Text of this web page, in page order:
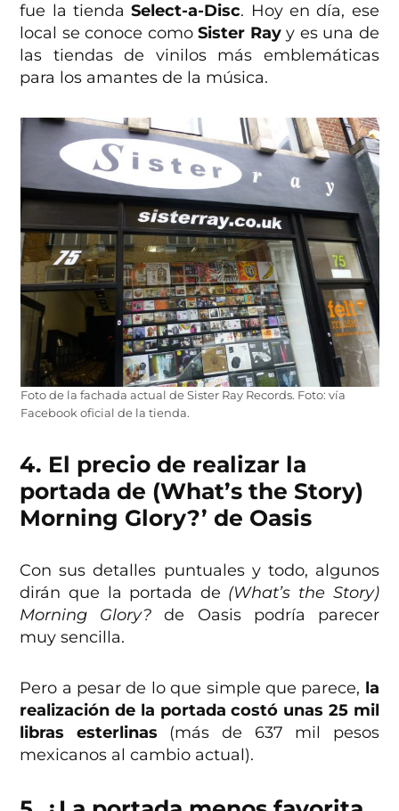
fue la tiendaSelect-a-Disc. Hoy en día, ese
local se conoce comoSister Rayy es una de
las tiendas de vinilos más emblemáticas
para los amantes de la música.
Foto de la fachada actual de Sister Ray Records. Foto: vía
Facebook oficial de la tienda.
4. El precio de realizar la
portada de (What’s the Story)
Morning Glory?’ de Oasis
Con sus detalles puntuales y todo, algunos
dirán que la portada de (What’s the Story)
Morning Glory?de Oasis podría parecer
muy sencilla.
Pero a pesar de lo que simple que parece, la
realización de la portada costó unas 25 mil
libras esterlinas (más de 637 mil pesos
mexicanos al cambio actual).